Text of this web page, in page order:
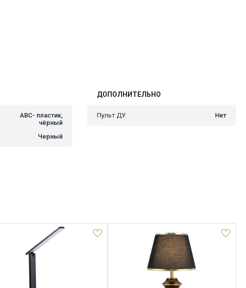
ABC- пластик,
чёрный
Черный
ДОПОЛНИТЕЛЬНО
Пульт ДУ Нет